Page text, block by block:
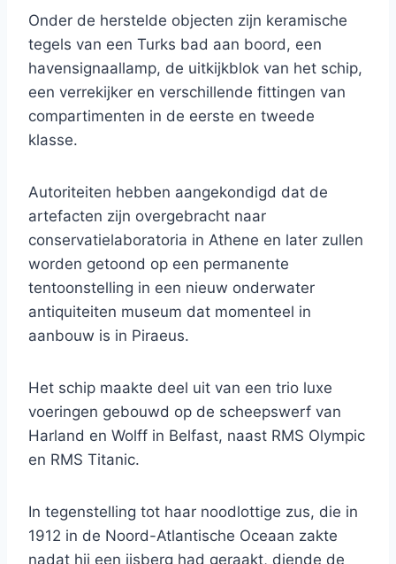
Onder de herstelde objecten zijn keramische
tegels van een Turks bad aan boord, een
havensignaallamp, de uitkijkblok van het schip,
een verrekijker en verschillende fittingen van
compartimenten in de eerste en tweede
klasse.
Autoriteiten hebben aangekondigd dat de
artefacten zijn overgebracht naar
conservatielaboratoria in Athene en later zullen
worden getoond op een permanente
tentoonstelling in een nieuw onderwater
antiquiteiten museum dat momenteel in
aanbouw is in Piraeus.
Het schip maakte deel uit van een trio luxe
voeringen gebouwd op de scheepswerf van
Harland en Wolff in Belfast, naast RMS Olympic
en RMS Titanic.
In tegenstelling tot haar noodlottige zus, die in
1912 in de Noord-Atlantische Oceaan zakte
nadat hij een ijsberg had geraakt, diende de